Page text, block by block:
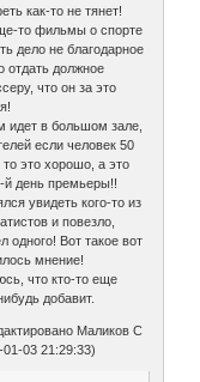
как-то не тянет!
то фильмы о спорте
дело не благодарное
отдать должное
что он за это
идет в большом зале,
если человек 50
это хорошо, а это
й день премьеры!!
увидеть кого-то из
и повезло,
одного! Вот такое вот
мнение!
что кто-то еще
добавит.
Маликов С
01-03 21:29:33)